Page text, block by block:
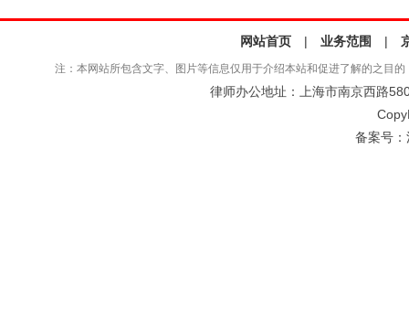
网站首页 | 业务范围 |
注：本网站所包含文字、图片等信息仅用于介绍本站和促进了解的之目
律师办公地址：上海市南京西路
备案号：